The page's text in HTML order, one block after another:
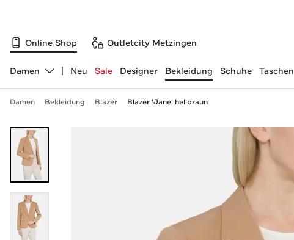
Online Shop Outletcity Metzingen
Abteilung ändern, ausgewählt:
Damen Neu Sale Designer Bekleidung Schuhe Taschen
Damen Bekleidung Blazer Blazer 'Jane' hellbraun